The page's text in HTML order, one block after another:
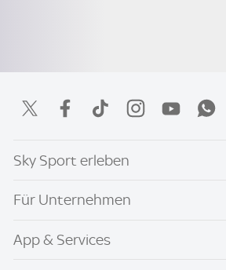
Sky Sport erleben
Für Unternehmen
App & Services